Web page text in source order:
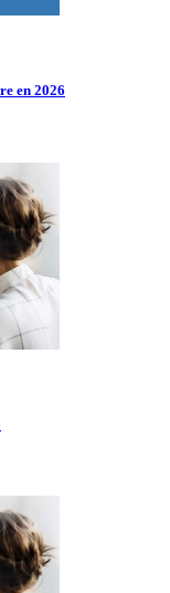
en 2026